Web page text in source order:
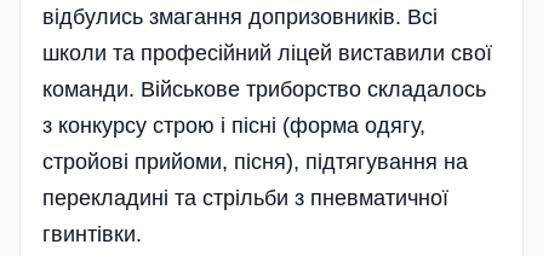
відбулись змагання допризовників. Всі
школи та професійний ліцей виставили свої
команди. Військове триборство складалось
з конкурсу строю і пісні (форма одягу,
стройові прийоми, пісня), підтягування на
перекладині та стрільби з пневматичної
гвинтівки.